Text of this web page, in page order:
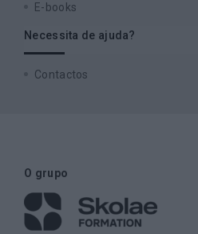
E-books
Necessita de ajuda?
Contactos
O grupo